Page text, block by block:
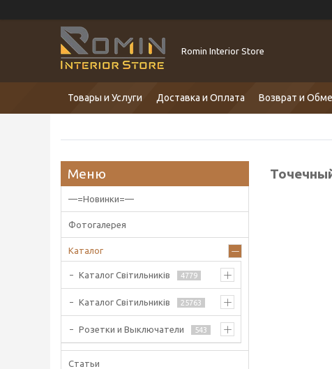
Romin Interior Store
Товары и Услуги Доставка и Оплата Возврат и
—=Новинки=—
Фотогалерея
Каталог
Каталог Світильників 4779
Каталог Світильників 25763
Розетки и Выключатели 543
Статьи